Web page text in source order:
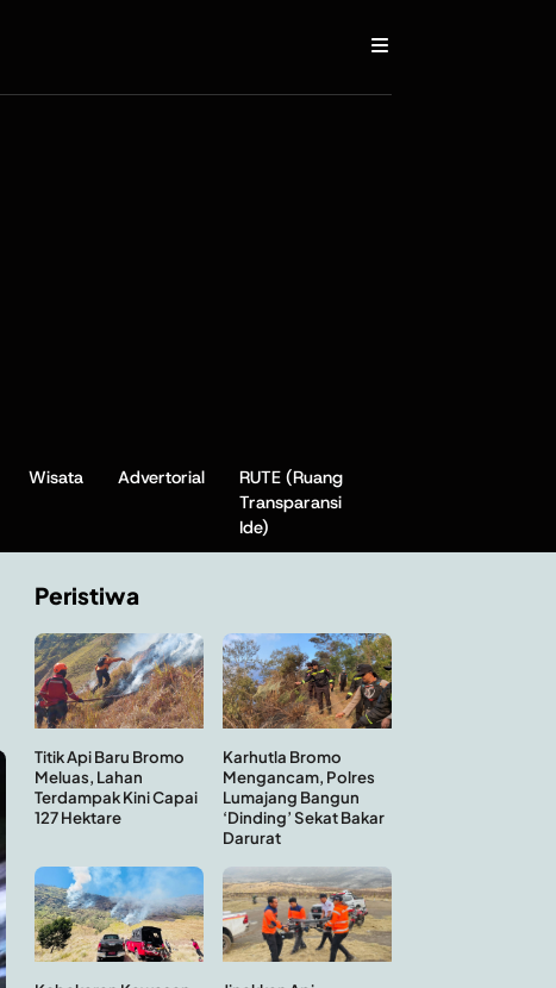
Wisata Advertorial
RUTE (Ruang
Transparansi
Ide)
Peristiwa
Titik Api Baru Bromo
Meluas, Lahan
Terdampak Kini Capai
127 Hektare
Karhutla Bromo
Mengancam, Polres
Lumajang Bangun
‘Dinding’ Sekat Bakar
Darurat